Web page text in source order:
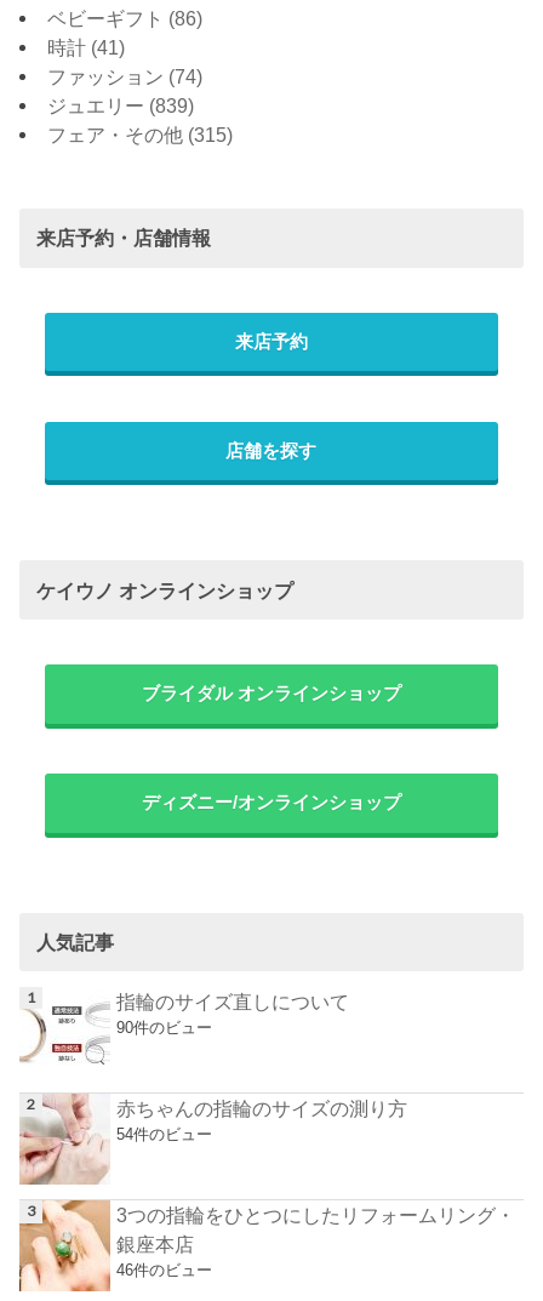
ベビーギフト (86)
時計 (41)
ファッション (74)
ジュエリー (839)
フェア・その他 (315)
来店予約・店舗情報
来店予約
店舗を探す
ケイウノ オンラインショップ
ブライダル オンラインショップ
ディズニー/オンラインショップ
人気記事
指輪のサイズ直しについて
90件のビュー
赤ちゃんの指輪のサイズの測り方
54件のビュー
3つの指輪をひとつにしたリフォームリング・
銀座本店
46件のビュー